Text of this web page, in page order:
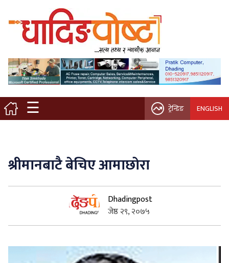
☰
मुख्य पृष्ठ
स्थानीय समाचार
विचार / ब्लग
नगर/गाउँ पालिका
प्रवास
सुचनाहरु
ट्रेन्डिङ ENGLISH
श्रीमानबाटै बेचिए आमाछोरा
Dhadingpost
जेष्ठ २९, २०७५